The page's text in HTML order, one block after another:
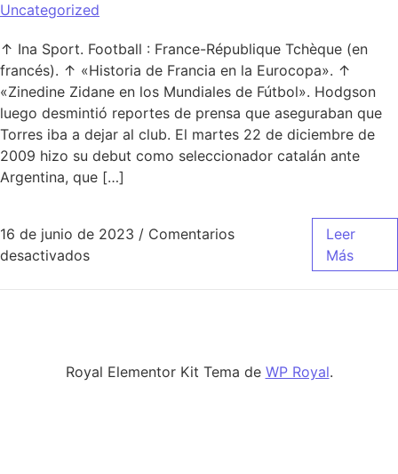
Uncategorized
↑ Ina Sport. Football : France-République Tchèque (en
francés). ↑ «Historia de Francia en la Eurocopa». ↑
«Zinedine Zidane en los Mundiales de Fútbol». Hodgson
luego desmintió reportes de prensa que aseguraban que
Torres iba a dejar al club. El martes 22 de diciembre de
2009 hizo su debut como seleccionador catalán ante
Argentina, que […]
16 de junio de 2023 / Comentarios
desactivadosen camiseta real madrid mujer 2014
Leer
Más
Royal Elementor Kit Tema de WP Royal.